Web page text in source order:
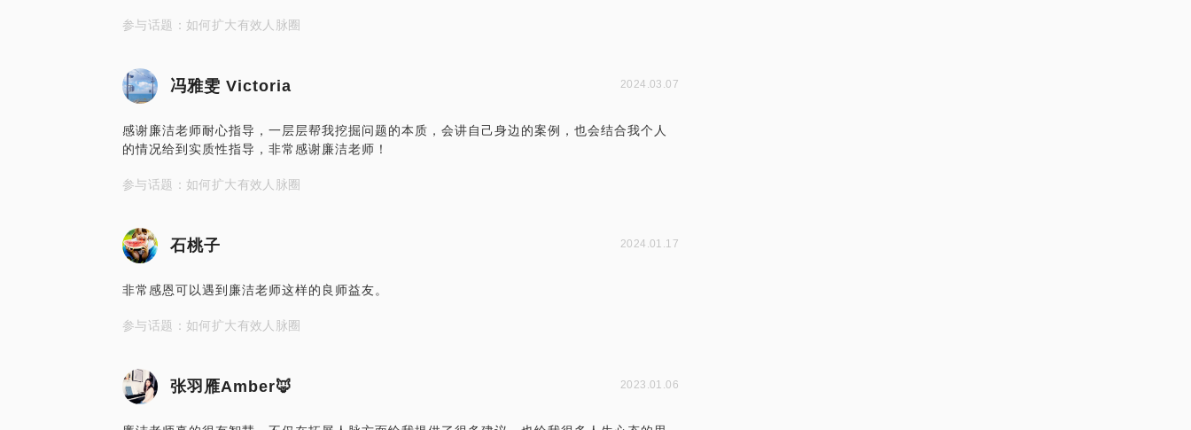
参与话题：如何扩大有效人脉圈
冯雅雯 Victoria 2024.03.07
感谢廉洁老师耐心指导，一层层帮我挖掘问题的本质，会讲自己身边的案例，也会结合我个人
的情况给到实质性指导，非常感谢廉洁老师！
参与话题：如何扩大有效人脉圈
石桃子 2024.01.17
非常感恩可以遇到廉洁老师这样的良师益友。
参与话题：如何扩大有效人脉圈
张羽雁Amber🦊 2023.01.06